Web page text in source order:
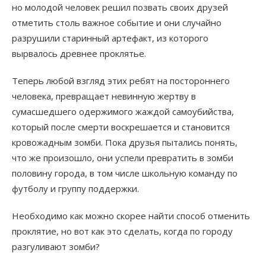
но молодой человек решил позвать своих друзей
отметить столь важное событие и они случайно
разрушили старинный артефакт, из которого
вырвалось древнее проклятье.
Теперь любой взгляд этих ребят на постороннего
человека, превращает невинную жертву в
сумасшедшего одержимого жаждой самоубийства,
который после смерти воскрешается и становится
кровожадным зомби. Пока друзья пытались понять,
что же произошло, они успели превратить в зомби
половину города, в том числе школьную команду по
футболу и группу поддержки.
Необходимо как можно скорее найти способ отменить
проклятие, но вот как это сделать, когда по городу
разгуливают зомби?